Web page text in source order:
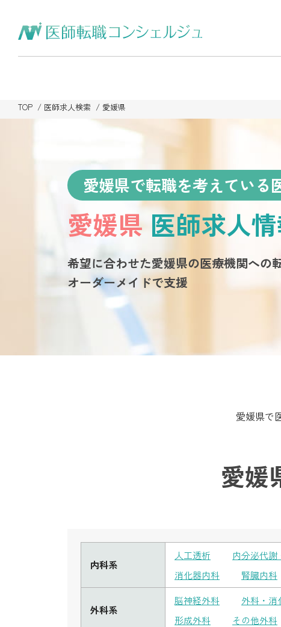
TOP 医師求人検索 愛媛県
愛媛県で転職を考えている
愛媛県 医師求人
希望に合わせた愛媛県の医療機関への
オーダーメイドで支援
愛媛県で
愛媛
内科系
人工透析 内分泌代
消化器内科
腎臓内科
外科系
脳神経外科 外科・消
形成外科
その他外科